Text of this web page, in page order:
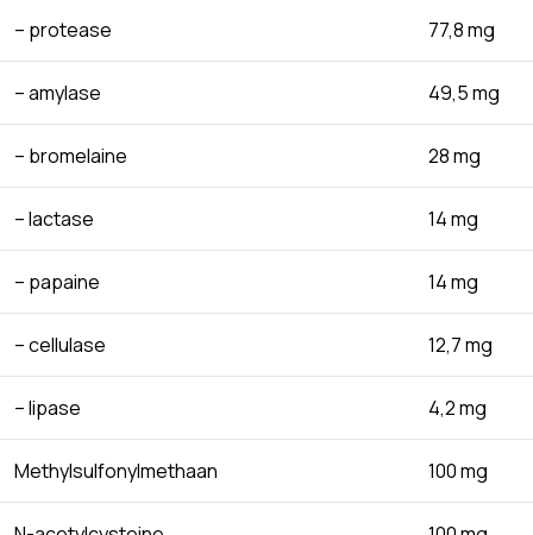
– protease 77,8 mg
– amylase 49,5 mg
– bromelaine 28 mg
– lactase 14 mg
– papaine 14 mg
– cellulase 12,7 mg
– lipase 4,2 mg
Methylsulfonylmethaan 100 mg